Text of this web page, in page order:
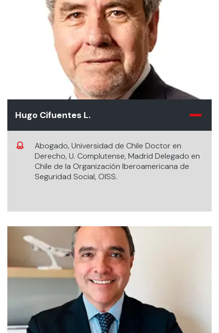
Hugo Cifuentes L.
Abogado, Universidad de Chile Doctor en
Derecho, U. Complutense, Madrid Delegado en
Chile de la Organización Iberoamericana de
Seguridad Social, OISS.